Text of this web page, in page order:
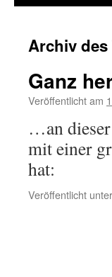
Archiv des
Ganz
Veröffentlicht am
…an
mit einer
hat:
Veröffentlicht unter